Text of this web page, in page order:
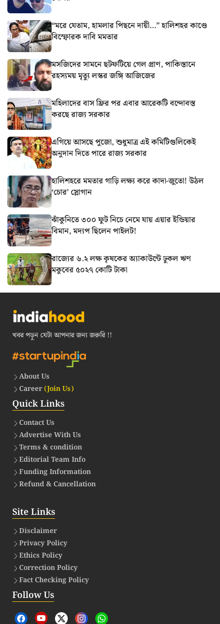
“মরে যেতাম, হামলার পিছনে দায়ী…” হালিশহর কাণ্ডে
বিস্ফোরক দাবি মমতার
মসজিদের সামনে ছটফটিয়ে গেল প্রাণ, পাকিস্তানে
রহস্যময় মৃত্যু লস্কর জঙ্গি আজিজের
মহিলাদের বাস ফ্রির পর এবার আরেকটি বন্দোবস্ত
করছে রাজ্য সরকার
এগিয়ে আসছে পুজো, শুধুমাত্র এই কমিটিগুলিকেই
অনুদান দিতে পারে রাজ্য সরকার
হালিশহরে মমতার গাড়ি লক্ষ্য করে কাদা-জুতো! উঠল
‘চোর’ স্লোগান
ঝাঁকুনিতে ৩০০ ফুট নিচে নেমে যায় এয়ার ইন্ডিয়ার
বিমান, মদ্যপ ছিলেন পাইলট!
রাজ্যের ৬.২ লক্ষ কৃষকের অ্যাকাউন্টে ঢুকল ঋণ
মকুবের ৫০২৭ কোটি টাকা
খবর পড়ুন যেটা আপনার জন্য জরুরি !!
About Us
Career(Join Us)
Quick Links
Contact Us
Advertise With Us
Terms & condition
Editorial Team Info
Funding Information
Refund & Cancellation
Site Links
Disclaimer
Privacy Policy
Ethics Policy
Correction Policy
Fact Checking Policy
Follow Us